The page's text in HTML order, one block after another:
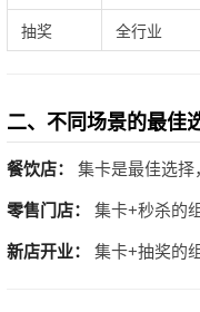
抽奖 全行业
二、不同场景的最佳
餐饮店： 集卡是最佳选择
零售门店： 集卡+秒杀的
新店开业： 集卡+抽奖的